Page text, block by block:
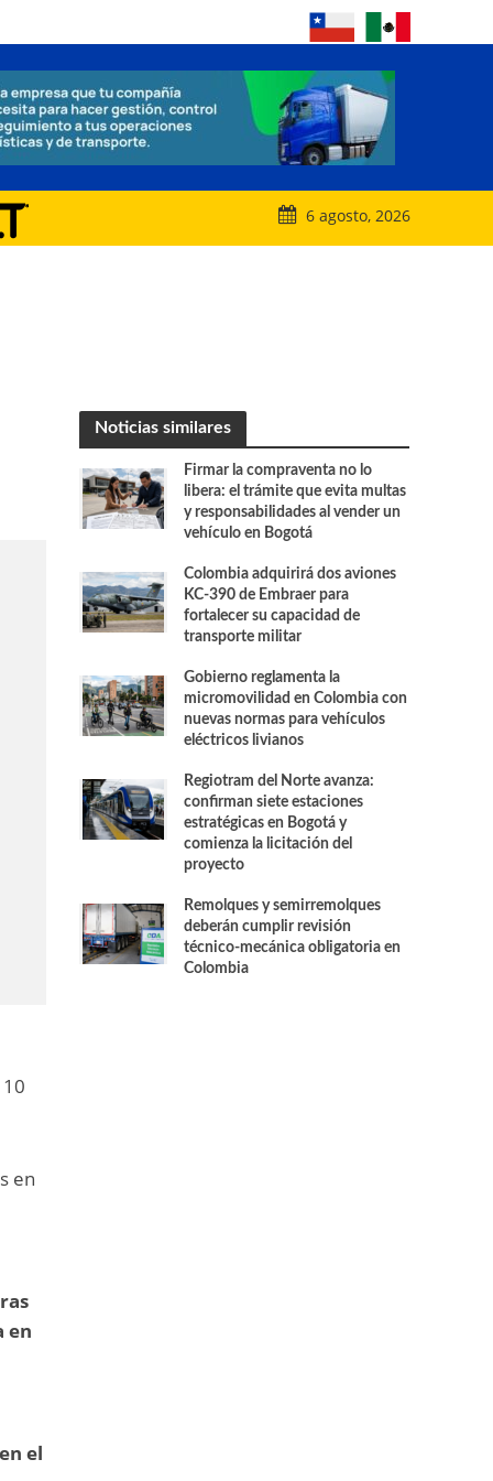
6 agosto, 2026
en
en
el
Noticias similares
Firmar la compraventa no lo
libera: el trámite que evita multas
y responsabilidades al vender un
vehículo en Bogotá
Colombia adquirirá dos aviones
KC-390 de Embraer para
fortalecer su capacidad de
transporte militar
Gobierno reglamenta la
micromovilidad en Colombia con
nuevas normas para vehículos
eléctricos livianos
Regiotram del Norte avanza:
confirman siete estaciones
estratégicas en Bogotá y
comienza la licitación del
proyecto
Remolques y semirremolques
deberán cumplir revisión
técnico-mecánica obligatoria en
Colombia